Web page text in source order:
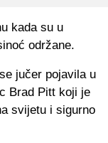
kada su u
održane.
jučer pojavila u
Brad Pitt koji je
svijetu i sigurno